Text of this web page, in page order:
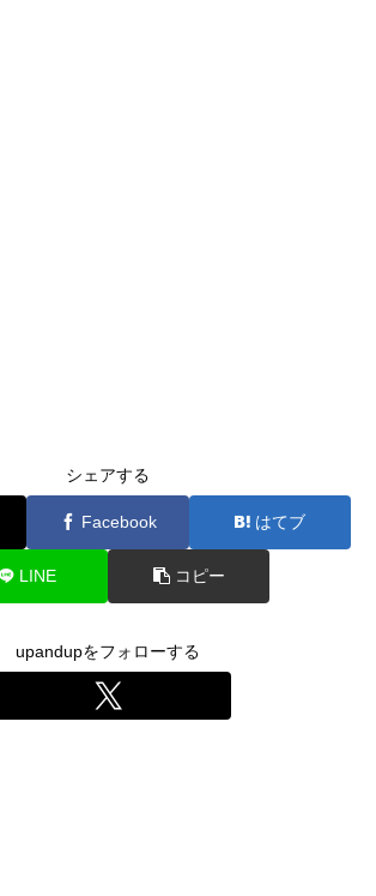
シェアする
Facebook はてブ
LINE コピー
upandupをフォローする